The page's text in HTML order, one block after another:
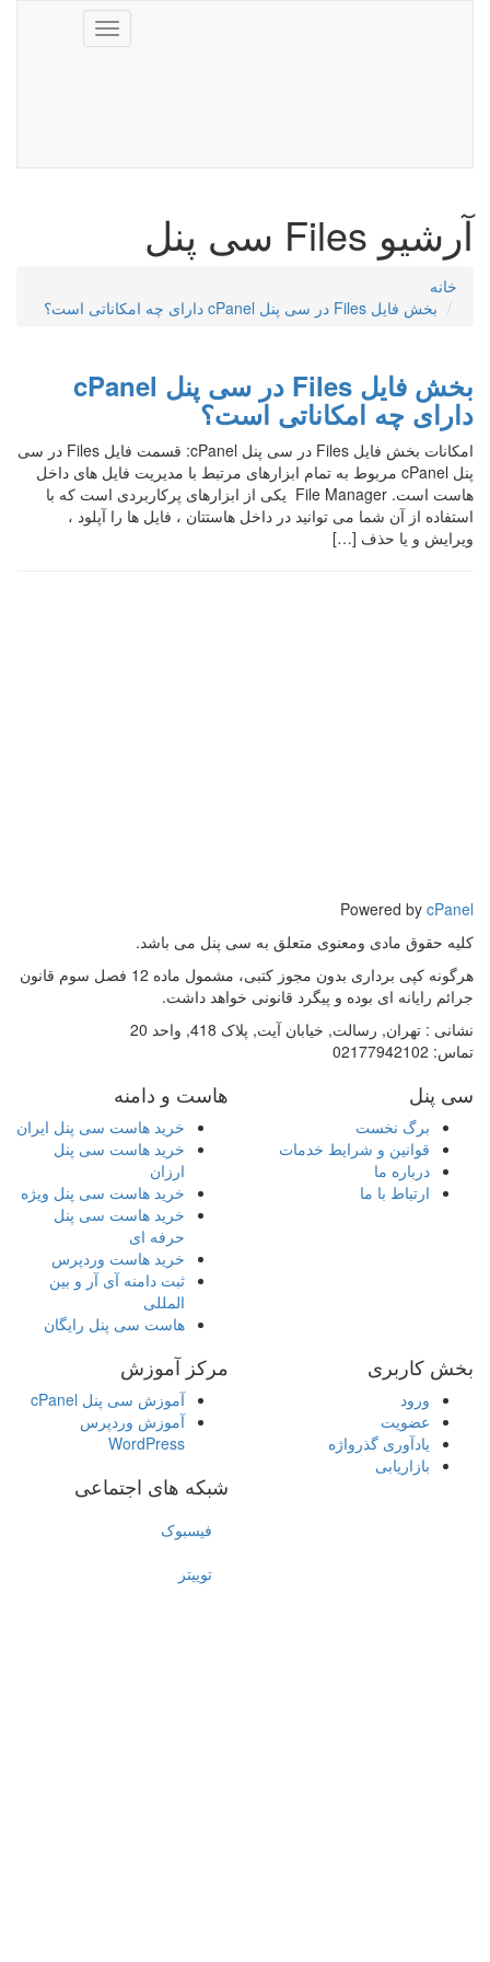
Toggle
navigation
آرشیو Files سی پنل
خانه
بخش فایل Files در سی پنل cPanel دارای چه امکاناتی است؟
بخش فایل Files در سی پنل cPanel
دارای چه امکاناتی است؟
امکانات بخش فایل Files در سی پنل cPanel: قسمت فایل Files در سی
پنل cPanel مربوط به تمام ابزارهای مرتبط با مدیریت فایل های داخل
هاست است. File Manager یکی از ابزارهای پرکاربردی است که با
استفاده از آن شما می توانید در داخل هاستتان ، فایل ها را آپلود ،
ویرایش و یا حذف […]
Powered by cPanel
کلیه حقوق مادی ومعنوی متعلق به سی پنل می باشد.
هرگونه کپی برداری بدون مجوز کتبی، مشمول ماده 12 فصل سوم قانون
جرائم رایانه ای بوده و پیگرد قانونی خواهد داشت.
نشانی : تهران, رسالت, خیابان آیت, پلاک 418, واحد 20
تماس:
سی پنل
برگ نخست
قوانین و شرایط خدمات
درباره ما
ارتباط با ما
هاست و دامنه
خرید هاست سی پنل ایران
خرید هاست سی پنل
ارزان
خرید هاست سی پنل ویژه
خرید هاست سی پنل
حرفه ای
خرید هاست وردپرس
ثبت دامنه آی آر و بین
المللی
هاست سی پنل رایگان
بخش کاربری
ورود
عضویت
یادآوری گذرواژه
بازاریابی
مرکز آموزش
آموزش سی پنل cPanel
آموزش وردپرس
WordPress
شبکه های اجتماعی
فیسبوک
توییتر